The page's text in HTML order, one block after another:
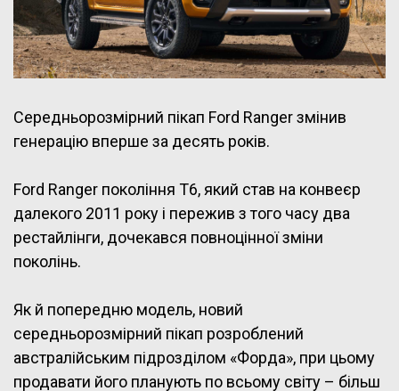
Середньорозмірний пікап Ford Ranger змінив
генерацію вперше за десять років.
Ford Ranger покоління T6, який став на конвеєр
далекого 2011 року і пережив з того часу два
рестайлінги, дочекався повноцінної зміни
поколінь.
Як й попередню модель, новий
середньорозмірний пікап розроблений
австралійським підрозділом «Форда», при цьому
продавати його планують по всьому світу – більш